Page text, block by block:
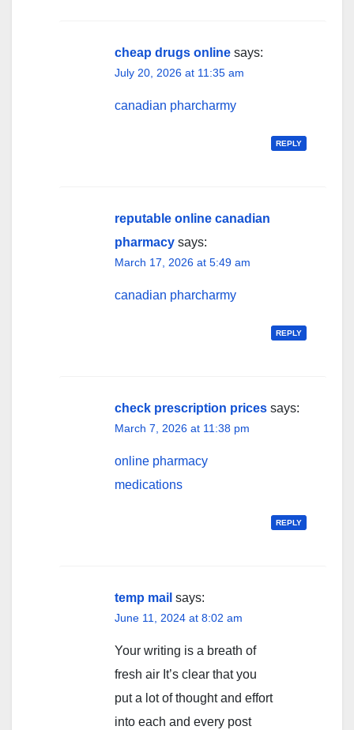
cheap drugs online says:
July 20, 2026 at 11:35 am
canadian pharcharmy
REPLY
reputable online canadian
pharmacy says:
March 17, 2026 at 5:49 am
canadian pharcharmy
REPLY
check prescription prices says:
March 7, 2026 at 11:38 pm
online pharmacy
medications
REPLY
temp mail says:
June 11, 2024 at 8:02 am
Your writing is a breath of
fresh air It’s clear that you
put a lot of thought and effort
into each and every post